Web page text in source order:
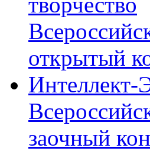
открытый
Интеллект-
заочный